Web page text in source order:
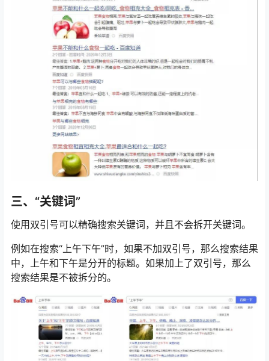
三、“关键词”
使用双引号可以精确搜索关键词，并且不会拆开关键词。
例如在搜索“上午下午”时，如果不加双引号，那么搜索结果
中，上午和下午是分开的标题。如果加上了双引号，那么
搜索结果是不被拆分的。